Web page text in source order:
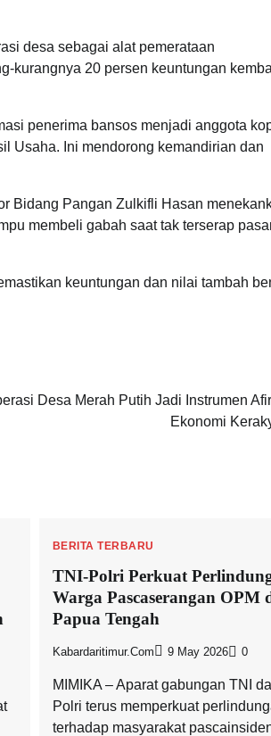
desa sebagai alat pemerataan
kurangnya 20 persen keuntungan
penerima bansos menjadi anggota
Usaha. Ini mendorong kemandirian dan
Bidang Pangan Zulkifli Hasan
membeli gabah saat tak terserap
keuntungan dan nilai tambah
Desa Merah Putih Jadi Instrumen
Ekonomi
BERITA TERBARU
TNI-Polri Perkuat
Warga Pascaserangan OPM
Papua Tengah
Kabardaritimur.com 9 May 2026 0
MIMIKA – Aparat gabungan TNI
Polri terus memperkuat
terhadap masyarakat